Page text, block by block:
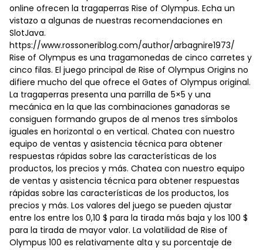
online ofrecen la tragaperras Rise of Olympus. Echa un
vistazo a algunas de nuestras recomendaciones en
SlotJava.
https://www.rossoneriblog.com/author/arbagnire1973/
Rise of Olympus es una tragamonedas de cinco carretes y
cinco filas. El juego principal de Rise of Olympus Origins no
difiere mucho del que ofrece el Gates of Olympus original.
La tragaperras presenta una parrilla de 5×5 y una
mecánica en la que las combinaciones ganadoras se
consiguen formando grupos de al menos tres símbolos
iguales en horizontal o en vertical. Chatea con nuestro
equipo de ventas y asistencia técnica para obtener
respuestas rápidas sobre las características de los
productos, los precios y más. Chatea con nuestro equipo
de ventas y asistencia técnica para obtener respuestas
rápidas sobre las características de los productos, los
precios y más. Los valores del juego se pueden ajustar
entre los entre los 0,10 $ para la tirada más baja y los 100 $
para la tirada de mayor valor. La volatilidad de Rise of
Olympus 100 es relativamente alta y su porcentaje de